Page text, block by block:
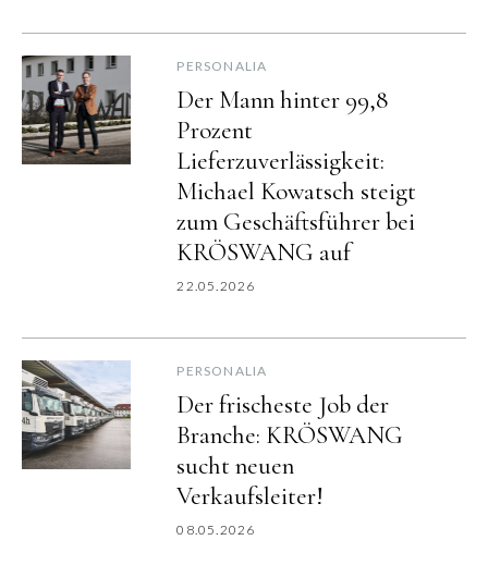
PERSONALIA
Der Mann hinter 99,8
Prozent
Lieferzuverlässigkeit:
Michael Kowatsch steigt
zum Geschäftsführer bei
KRÖSWANG auf
22.05.2026
PERSONALIA
Der frischeste Job der
Branche: KRÖSWANG
sucht neuen
Verkaufsleiter!
08.05.2026